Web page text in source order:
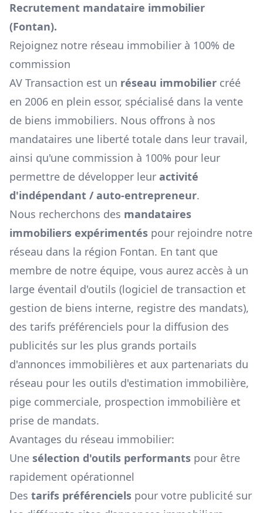
Recrutement mandataire immobilier
(Fontan).
Rejoignez notre réseau immobilier à 100% de
commission
AV Transaction est un réseau immobilier créé
en 2006 en plein essor, spécialisé dans la vente
de biens immobiliers. Nous offrons à nos
mandataires une liberté totale dans leur travail,
ainsi qu'une commission à 100% pour leur
permettre de développer leur activité
d'indépendant / auto-entrepreneur.
Nous recherchons des mandataires
immobiliers expérimentés pour rejoindre notre
réseau dans la région Fontan. En tant que
membre de notre équipe, vous aurez accès à un
large éventail d'outils (logiciel de transaction et
gestion de biens interne, registre des mandats),
des tarifs préférenciels pour la diffusion des
publicités sur les plus grands portails
d'annonces immobilières et aux partenariats du
réseau pour les outils d'estimation immobilière,
pige commerciale, prospection immobilière et
prise de mandats.
Avantages du réseau immobilier:
Une sélection d'outils performants pour être
rapidement opérationnel
Des tarifs préférenciels pour votre publicité sur